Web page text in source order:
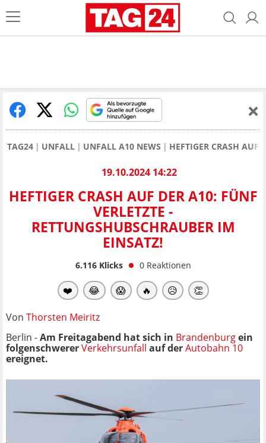
TAG24 UNFALL UNFALL A10 NEWS HEFTIGER CRASH AUF
19.10.2024 14:22
HEFTIGER CRASH AUF DER A10: FÜNF
VERLETZTE -
RETTUNGSHUBSCHRAUBER IM
EINSATZ!
6.116Klicks 0 Reaktionen
❤️ 😂 😱 🔥 😥 👏
Von Thorsten Meiritz
Berlin -Am Freitagabend hat sich in Brandenburgein
folgenschwererVerkehrsunfall auf derAutobahn 10
ereignet.